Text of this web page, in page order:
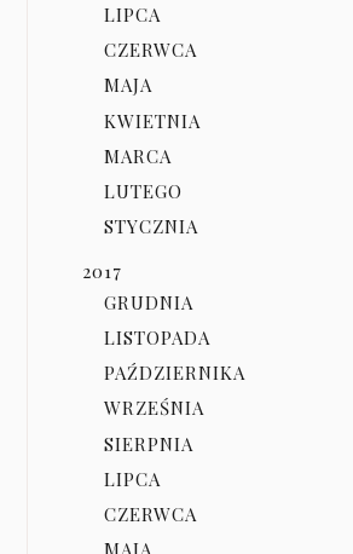
LIPCA
CZERWCA
MAJA
KWIETNIA
MARCA
LUTEGO
STYCZNIA
2017
GRUDNIA
LISTOPADA
PAŹDZIERNIKA
WRZEŚNIA
SIERPNIA
LIPCA
CZERWCA